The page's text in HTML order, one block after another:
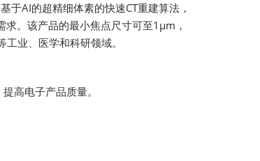
于AI的超精细体素的快速CT重建算法，
。该产品的最小焦点尺寸可至1μm，
业、医学和科研领域。
高电子产品质量。